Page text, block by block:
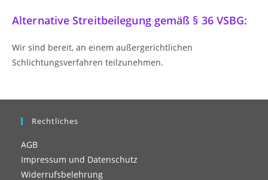
Alternative Streitbeilegung gemäß § 36 VSBG:
Wir sind bereit, an einem außergerichtlichen
Schlichtungsverfahren teilzunehmen.
Rechtliches
AGB
Impressum und Datenschutz
Widerrufsbelehrung